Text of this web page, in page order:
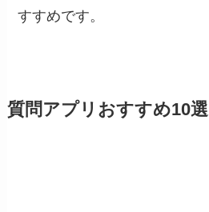
すすめです。
質問アプリおすすめ10選